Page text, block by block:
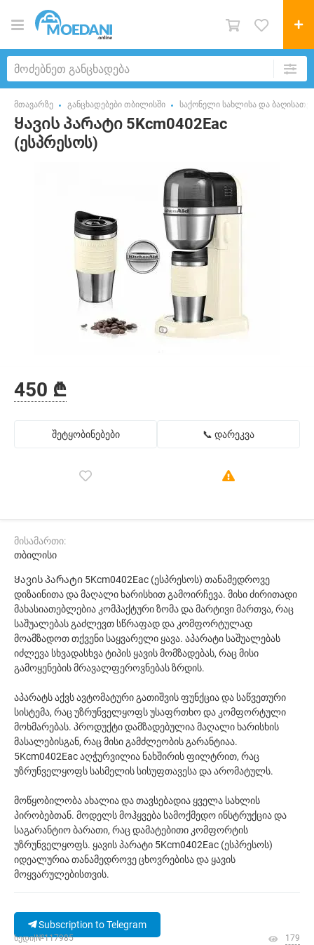
მთავარზე განცხადებები თბილისში საქონელი სახლისა და
Ყავის პარატი 5Kcm0402Eac
(ესპრესოს)
450 ₾
შეტყობინებები 📞 დარეკვა
მისამართი:
თბილისი
Ყავის პარატი 5Kcm0402Eac (ესპრესოს) თანამედროვე
დიზაინითა და მაღალი ხარისხით გამოირჩევა. მისი ძირითადი
მახასიათებლებია კომპაქტური ზომა და მარტივი მართვა, რაც
საშუალებას გაძლევთ სწრაფად და კომფორტულად
მოამზადოთ თქვენი საყვარელი ყავა. აპარატი საშუალებას
იძლევა სხვადასხვა ტიპის ყავის მომზადებას, რაც მისი
გამოყენების მრავალფეროვნებას ზრდის.
აპარატს აქვს ავტომატური გათიშვის ფუნქცია და საწვეთური
სისტემა, რაც უზრუნველყოფს უსაფრთხო და კომფორტული
მოხმარებას. პროდუქტი დამზადებულია მაღალი ხარისხის
მასალებისგან, რაც მისი გამძლეობის გარანტიაა.
5Kcm0402Eac აღჭურვილია ნახშირის ფილტრით, რაც
უზრუნველყოფს სასმელის სისუფთავესა და არომატულს.
მოწყობილობა ახალია და თავსებადია ყველა სახლის
პირობებთან. მოდელს მოჰყვება სამოქმედო ინსტრუქცია და
საგარანტიო ბარათი, რაც დამატებითი კომფორტის
უზრუნველყოფს. ყავის პარატი 5Kcm0402Eac (ესპრესოს)
იდეალურია თანამედროვე ცხოვრებისა და ყავის
მოყვარულებისთვის.
Subscription to Telegram
ხედი|№117985
179